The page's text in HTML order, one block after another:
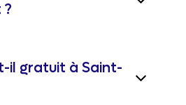
il gratuit à Saint-